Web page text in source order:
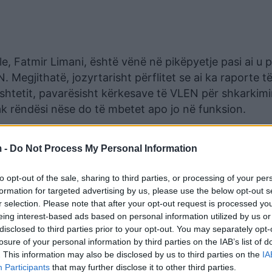
- Do Not Process My Personal Information
opt-out of the sale, sharing to third parties, or processing of your
for targeted advertising by us, please use the below opt-out
selection. Please note that after your opt-out request is processed
interest-based ads based on personal information utilized by us
to third parties prior to your opt-out. You may separately
of your personal information by third parties on the IAB’s list of
This information may also be disclosed by us to third parties on the
Participants that may further disclose it to other third parties.
Fatmir Limani, është vënë në pikëpyetje pasi ai u
Megjithatë, jozyrtarisht përflitet se ai ka raporte
pavarësisht kërkesave të VLEN për
rëndësi nëse do të mbetet apo jo në funksion.
duhet të shohim që t’i parandalojmë këto raste
Sa kanë qenë dhe sa kanë kaluar dhe sa
gjurme kemi lënë ne në këto salla dhe në ato
për qeverisje të mirë, Arben
e tij është pranuar. Burime jozyrtare
mund të ketë edhe rishpërndarje të resorëve